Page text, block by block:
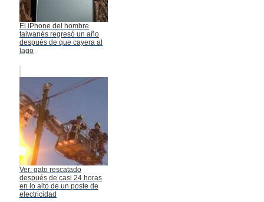
El iPhone del hombre
taiwanés regresó un año
después de que cayera al
lago
Ver: gato rescatado
después de casi 24 horas
en lo alto de un poste de
electricidad